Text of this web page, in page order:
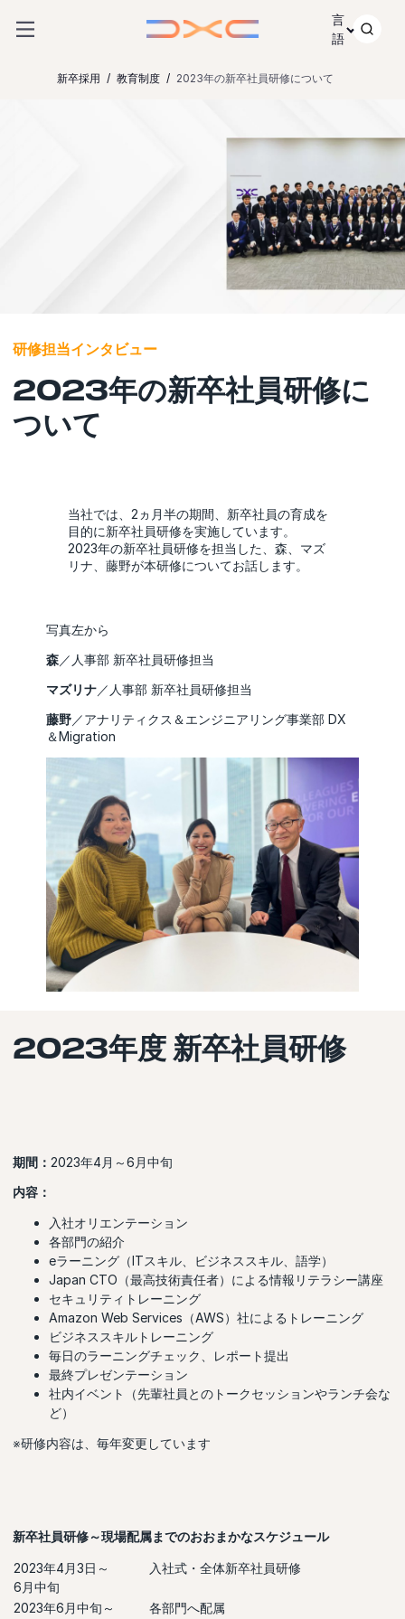
言
語
新卒採用 教育制度 2023年の新卒社員研修について
研修担当インタビュー
2023年の新卒社員研修に
ついて
当社では、2ヵ月半の期間、新卒社員の育成を
目的に新卒社員研修を実施しています。
2023年の新卒社員研修を担当した、森、マズ
リナ、藤野が本研修についてお話します。
写真左から
森／人事部 新卒社員研修担当
マズリナ／人事部 新卒社員研修担当
藤野／アナリティクス＆エンジニアリング事業部 DX
＆Migration
2023年度 新卒社員研修
期間： 2023年4月～6月中旬
内容：
入社オリエンテーション
各部門の紹介
eラーニング（ITスキル、ビジネススキル、語学）
Japan CTO（最高技術責任者）による情報リテラシー講座
セキュリティトレーニング
Amazon Web Services（AWS）社によるトレーニング
ビジネススキルトレーニング
毎日のラーニングチェック、レポート提出
最終プレゼンテーション
社内イベント（先輩社員とのトークセッションやランチ会な
ど）
※研修内容は、毎年変更しています
新卒社員研修～現場配属までのおおまかなスケジュール
2023年4月3日～
6月中旬
入社式・全体新卒社員研修
2023年6月中旬～ 各部門へ配属